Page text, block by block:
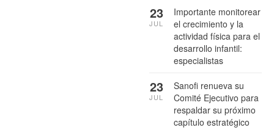
Importante monitorear
el crecimiento y la
actividad física para el
desarrollo infantil:
especialistas
23
JUL
Sanofi renueva su
Comité Ejecutivo para
respaldar su próximo
capítulo estratégico
23
JUL